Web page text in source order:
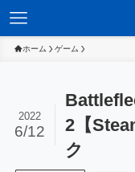
ホーム ゲーム
2【
ク
2022
6/12